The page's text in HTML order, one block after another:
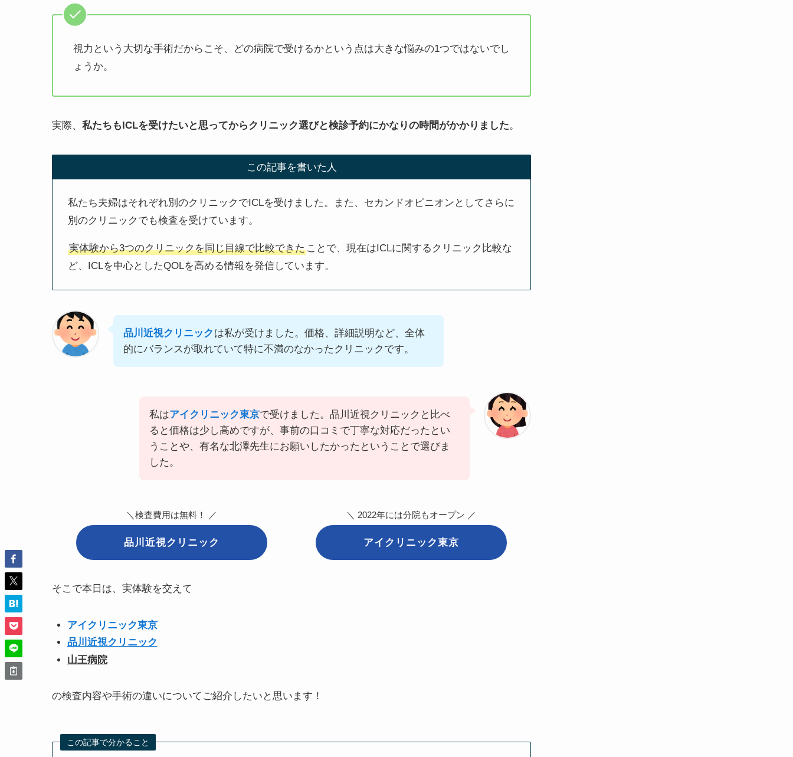
視力という大切な手術だからこそ、どの病院で受けるかという点は大きな悩みの1つではないでし
ょうか。
実際、 私たちもICLを受けたいと思ってからクリニック選びと検診予約にかなりの時間がかかりました。
この記事を書いた人
私たち夫婦はそれぞれ別のクリニックでICLを受けました。また、セカンドオピニオンとしてさらに
別のクリニックでも検査を受けています。
実体験から3つのクリニックを同じ目線で比較できたことで、現在はICLに関するクリニック比較な
ど、ICLを中心としたQOLを高める情報を発信しています。
品川近視クリニック は私が受けました。価格、詳細説明など、全体
的にバランスが取れていて特に不満のなかったクリニックです。
私はアイクリニック東京で受けました。品川近視クリニックと比べ
ると価格は少し高めですが、事前の口コミで丁寧な対応だったとい
うことや、有名な北澤先生にお願いしたかったということで選びま
した。
＼検査費用は無料！ ／
品川近視クリニック
＼ 2022年には分院もオープン ／
アイクリニック東京
そこで本日は、実体験を交えて
アイクリニック東京
品川近視クリニック
山王病院
の検査内容や手術の違いについてご紹介したいと思います！
この記事で分かること